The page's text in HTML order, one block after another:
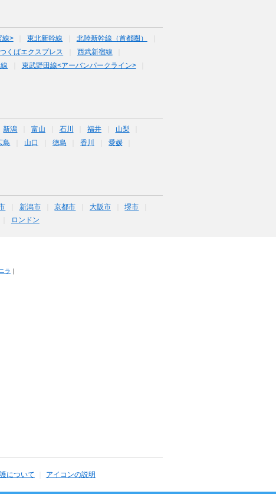
線> 東北新幹線
北陸新幹線（首都圏）
つくばエクスプレス
西武新宿線
東武野田線<アーバンパークライン>
新潟 富山 石川 福井
山梨
島 山口 徳島 香川
愛媛
新潟市 京都市 大阪市
堺市
ロンドン
ラ
について アイコンの説明